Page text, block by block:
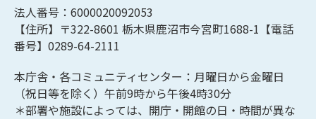
法人番号：6000020092053
【住所】〒322-8601 栃木県鹿沼市今宮町1688-1【電話
番号】0289-64-2111
本庁舎・各コミュニティセンター：月曜日から金曜日
（祝日等を除く）午前9時から午後4時30分
＊部署や施設によっては、開庁・開館の日・時間が異な